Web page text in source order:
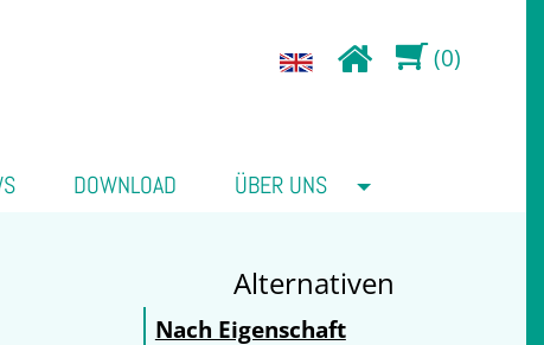
(0)
DOWNLOAD ÜBER UNS
Alternativen
Nach Eigenschaft